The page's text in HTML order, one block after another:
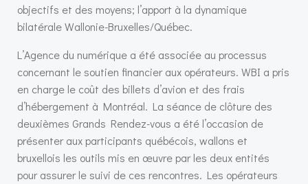
objectifs et des moyens; l’apport à la dynamique
bilatérale Wallonie-Bruxelles/Québec.
L’Agence du numérique a été associée au processus
concernant le soutien financier aux opérateurs. WBI a pris
en charge le coût des billets d’avion et des frais
d’hébergement à Montréal. La séance de clôture des
deuxièmes Grands Rendez-vous a été l’occasion de
présenter aux participants québécois, wallons et
bruxellois les outils mis en œuvre par les deux entités
pour assurer le suivi de ces rencontres. Les opérateurs